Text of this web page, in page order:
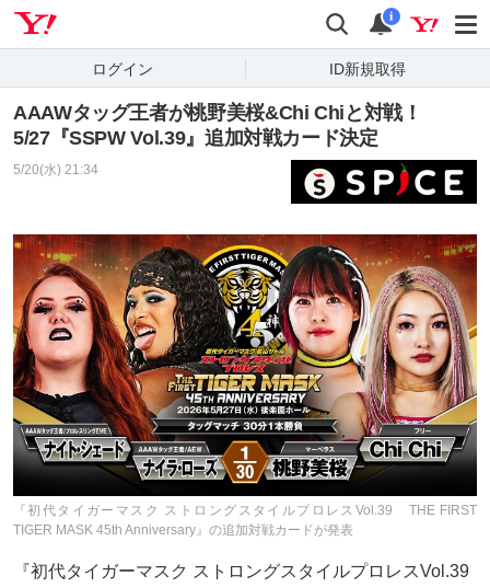
検索 通知
i
ログイン ID新規取得
AAAWタッグ王者が桃野美桜&Chi Chiと対戦！
5/27『SSPW Vol.39』追加対戦カード決定
5/20(水) 21:34
『初代タイガーマスク ストロングスタイルプロレスVol.39 THE FIRST
TIGER MASK 45th Anniversary』の追加対戦カードが発表
『初代タイガーマスク ストロングスタイルプロレスVol.39